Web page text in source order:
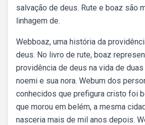
salvação de deus. Rute e boaz são
linhagem de.
Webboaz, uma história da
deus. No livro de rute, boaz
providência de deus na vida de
noemi e sua nora. Webum dos
conhecidos que prefigura cristo foi
que morou em belém, a mesma
nasceria mais de mil anos depois.